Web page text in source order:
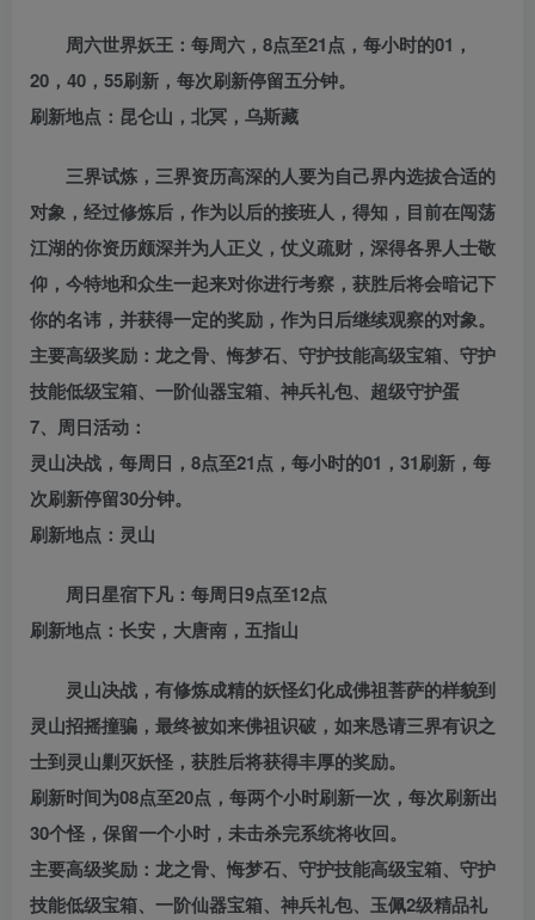
周六世界妖王：每周六，8点至21点，每小时的01，
20，40，55刷新，每次刷新停留五分钟。
刷新地点：昆仑山，北冥，乌斯藏
三界试炼，三界资历高深的人要为自己界内选拔合适的
对象，经过修炼后，作为以后的接班人，得知，目前在闯荡
江湖的你资历颇深并为人正义，仗义疏财，深得各界人士敬
仰，今特地和众生一起来对你进行考察，获胜后将会暗记下
你的名讳，并获得一定的奖励，作为日后继续观察的对象。
主要高级奖励：龙之骨、悔梦石、守护技能高级宝箱、守护
技能低级宝箱、一阶仙器宝箱、神兵礼包、超级守护蛋
7、周日活动：
灵山决战，每周日，8点至21点，每小时的01，31刷新，每
次刷新停留30分钟。
刷新地点：灵山
周日星宿下凡：每周日9点至12点
刷新地点：长安，大唐南，五指山
灵山决战，有修炼成精的妖怪幻化成佛祖菩萨的样貌到
灵山招摇撞骗，最终被如来佛祖识破，如来恳请三界有识之
士到灵山剿灭妖怪，获胜后将获得丰厚的奖励。
刷新时间为08点至20点，每两个小时刷新一次，每次刷新出
30个怪，保留一个小时，未击杀完系统将收回。
主要高级奖励：龙之骨、悔梦石、守护技能高级宝箱、守护
技能低级宝箱、一阶仙器宝箱、神兵礼包、玉佩2级精品礼